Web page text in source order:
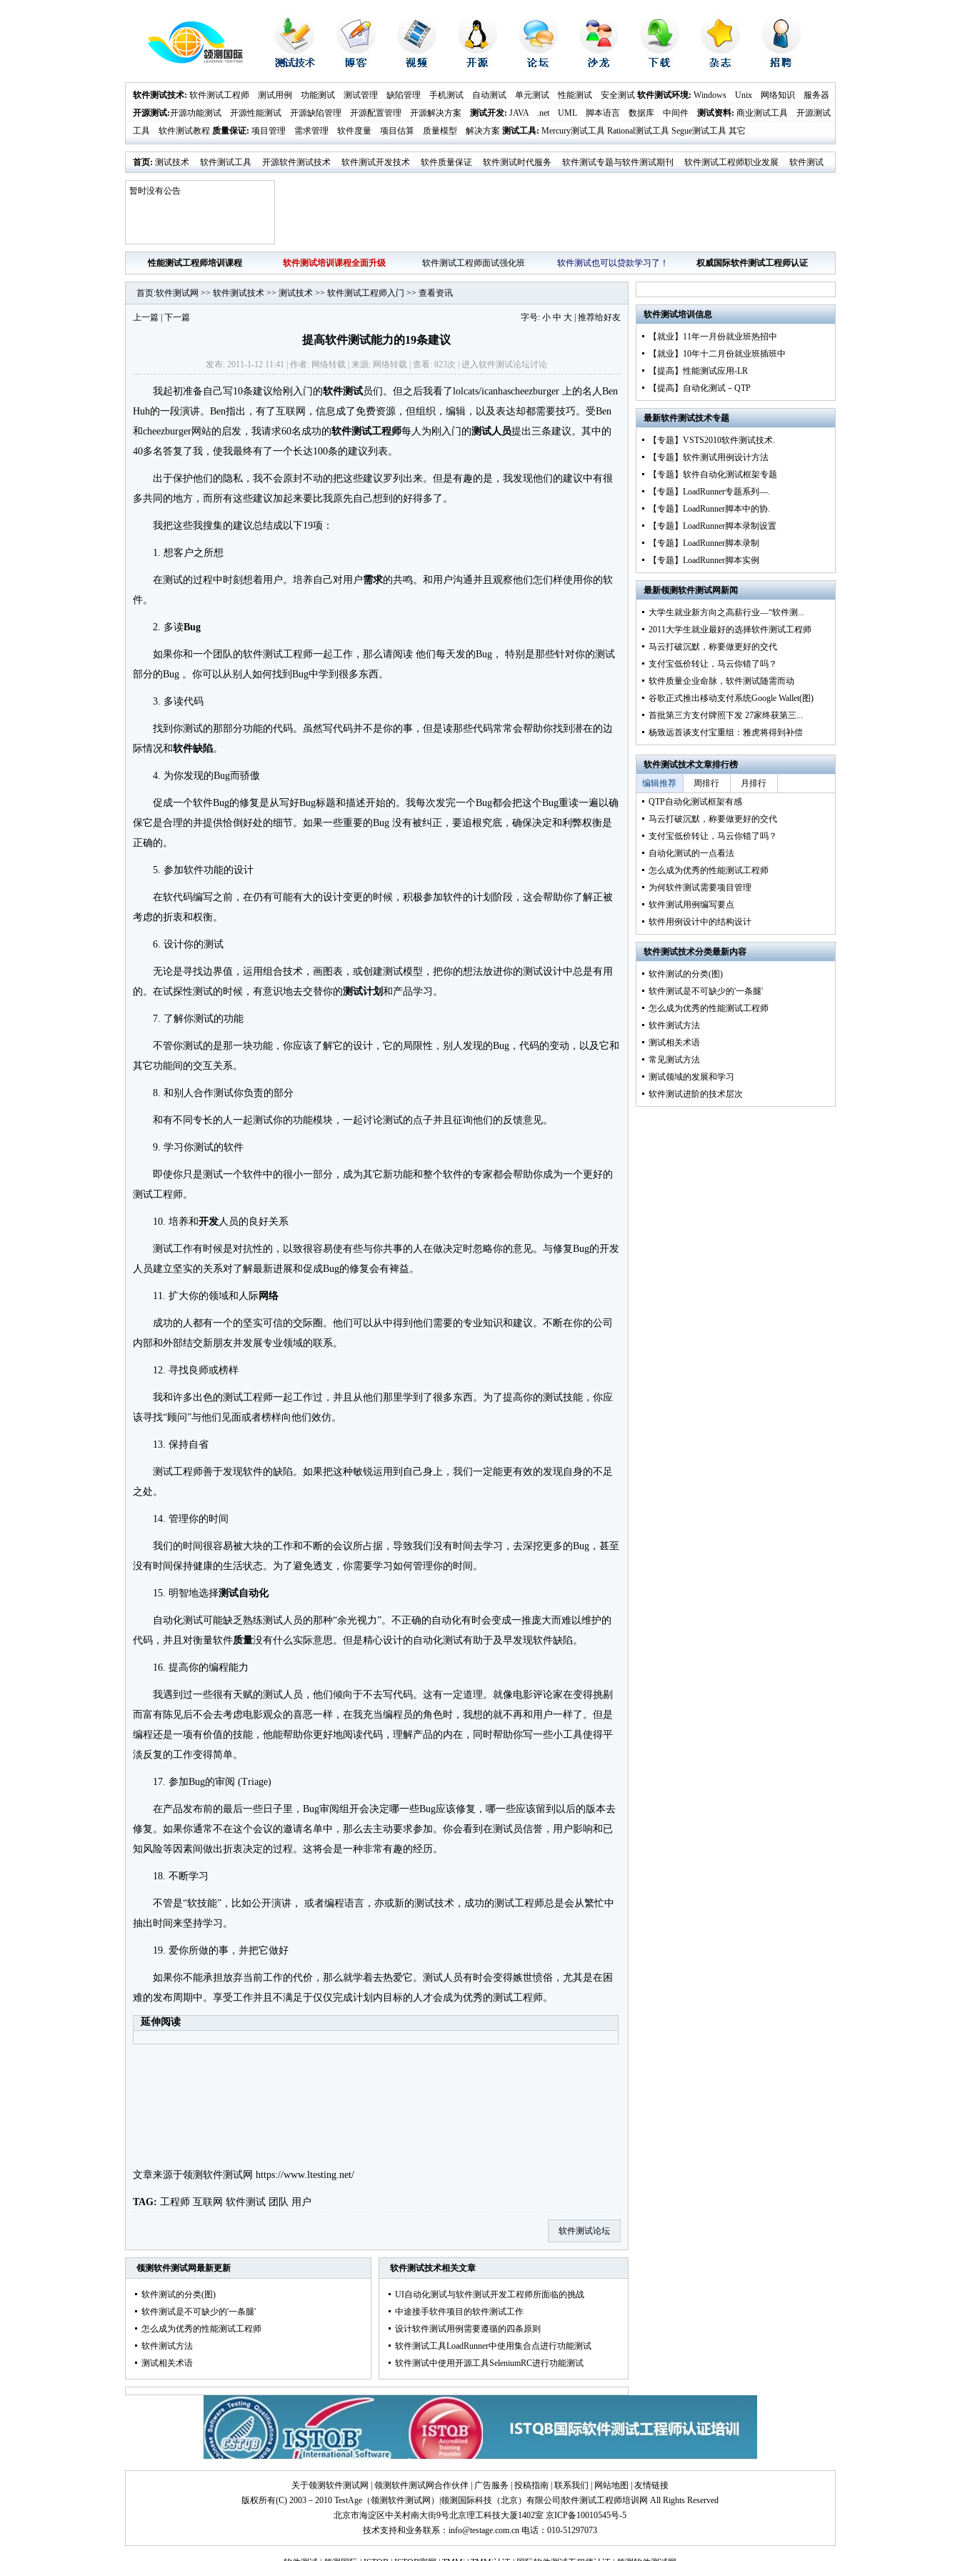
软件测试技术: 软件测试工程师 测试用例 功能测试 测试管理 缺陷管理 手机测试 自动测试 单元测试 性能测试 安全测试 软件测试环境: Windows Unix 网络知识
服务器
开源测试:开源功能测试 开源性能测试 开源缺陷管理 开源配置管理 开源解决方案 测试开发: JAVA .net UML 脚本语言 数据库 中间件 测试资料: 商业测试工具
开源测试
工具
软件测试教程 质量保证: 项目管理 需求管理 软件度量 项目估算 质量模型 解决方案 测试工具: Mercury测试工具 Rational测试工具 Segue测试工具 其它
首页: 测试技术 软件测试工具 开源软件测试技术 软件测试开发技术 软件质量保证 软件测试时代服务 软件测试专题与软件测试期刊 软件测试工程师职业发展
软件测试
业界新闻
软件测试时代活动发布
暂时没有公告
性能测试工程师培训课程 软件测试培训课程全面升级 软件测试工程师面试强化班 软件测试也可以贷款学习了！ 权威国际软件测试工程师认证
首页:软件测试网 >> 软件测试技术>> 测试技术>> 软件测试工程师入门 >> 查看资讯
字号: 小 中 大| 推荐给好友
上一篇| 下一篇
提高软件测试能力的19条建议
发布: 2011-1-12 11:41 | 作者: 网络转载 | 来源: 网络转载 | 查看: 823次 | 进入软件测试论坛讨论
我起初准备自己写10条建议给刚入门的软件测试员们。但之后我看了lolcats/icanhascheezburger 上的名人Ben
Huh的一段演讲。Ben指出，有了互联网，信息成了免费资源，但组织，编辑，以及表达却都需要技巧。受Ben
和cheezburger网站的启发，我请求60名成功的软件测试工程师每人为刚入门的测试人员提出三条建议。其中的
40多名答复了我，使我最终有了一个长达100条的建议列表。
出于保护他们的隐私，我不会原封不动的把这些建议罗列出来。但是有趣的是，我发现他们的建议中有很
多共同的地方，而所有这些建议加起来要比我原先自己想到的好得多了。
我把这些我搜集的建议总结成以下19项：
1. 想客户之所想
在测试的过程中时刻想着用户。培养自己对用户需求的共鸣。和用户沟通并且观察他们怎们样使用你的软
件。
2. 多读Bug
如果你和一个团队的软件测试工程师一起工作，那么请阅读 他们每天发的Bug， 特别是那些针对你的测试
部分的Bug 。你可以从别人如何找到Bug中学到很多东西。
3. 多读代码
找到你测试的那部分功能的代码。虽然写代码并不是你的事，但是读那些代码常常会帮助你找到潜在的边
际情况和软件缺陷。
4. 为你发现的Bug而骄傲
促成一个软件Bug的修复是从写好Bug标题和描述开始的。我每次发完一个Bug都会把这个Bug重读一遍以确
保它是合理的并提供恰倒好处的细节。如果一些重要的Bug 没有被纠正，要追根究底，确保决定和利弊权衡是
正确的。
5. 参加软件功能的设计
在软代码编写之前，在仍有可能有大的设计变更的时候，积极参加软件的计划阶段，这会帮助你了解正被
考虑的折衷和权衡。
6. 设计你的测试
无论是寻找边界值，运用组合技术，画图表，或创建测试模型，把你的想法放进你的测试设计中总是有用
的。在试探性测试的时候，有意识地去交替你的测试计划 和产品学习。
7. 了解你测试的功能
不管你测试的是那一块功能，你应该了解它的设计，它的局限性，别人发现的Bug，代码的变动，以及它和
其它功能间的交互关系。
8. 和别人合作测试你负责的部分
和有不同专长的人一起测试你的功能模块，一起讨论测试的点子并且征询他们的反馈意见。
9. 学习你测试的软件
即使你只是测试一个软件中的很小一部分，成为其它新功能和整个软件的专家都会帮助你成为一个更好的
测试工程师。
10. 培养和开发人员的良好关系
测试工作有时候是对抗性的，以致很容易使有些与你共事的人在做决定时忽略你的意见。与修复Bug的开发
人员建立坚实的关系对了解最新进展和促成Bug的修复会有裨益。
11. 扩大你的领域和人际网络
成功的人都有一个的坚实可信的交际圈。他们可以从中得到他们需要的专业知识和建议。不断在你的公司
内部和外部结交新朋友并发展专业领域的联系。
12. 寻找良师或榜样
我和许多出色的测试工程师一起工作过，并且从他们那里学到了很多东西。为了提高你的测试技能，你应
该寻找“顾问”与他们见面或者榜样向他们效仿。
13. 保持自省
测试工程师善于发现软件的缺陷。如果把这种敏锐运用到自己身上，我们一定能更有效的发现自身的不足
之处。
14. 管理你的时间
我们的时间很容易被大块的工作和不断的会议所占据，导致我们没有时间去学习，去深挖更多的Bug，甚至
没有时间保持健康的生活状态。为了避免透支，你需要学习如何管理你的时间。
15. 明智地选择测试自动化
自动化测试可能缺乏熟练测试人员的那种“余光视力”。不正确的自动化有时会变成一推庞大而难以维护的
代码，并且对衡量软件质量没有什么实际意思。但是精心设计的自动化测试有助于及早发现软件缺陷。
16. 提高你的编程能力
我遇到过一些很有天赋的测试人员，他们倾向于不去写代码。这有一定道理。就像电影评论家在变得挑剔
而富有陈见后不会去考虑电影观众的喜恶一样，在我充当编程员的角色时，我想的就不再和用户一样了。但是
编程还是一项有价值的技能，他能帮助你更好地阅读代码，理解产品的内在，同时帮助你写一些小工具使得平
淡反复的工作变得简单。
17. 参加Bug的审阅 (Triage)
在产品发布前的最后一些日子里，Bug审阅组开会决定哪一些Bug应该修复，哪一些应该留到以后的版本去
修复。如果你通常不在这个会议的邀请名单中，那么去主动要求参加。你会看到在测试员信誉，用户影响和已
知风险等因素间做出折衷决定的过程。这将会是一种非常有趣的经历。
18. 不断学习
不管是“软技能”，比如公开演讲， 或者编程语言，亦或新的测试技术，成功的测试工程师总是会从繁忙中
抽出时间来坚持学习。
19. 爱你所做的事，并把它做好
如果你不能承担放弃当前工作的代价，那么就学着去热爱它。测试人员有时会变得嫉世愤俗，尤其是在困
难的发布周期中。享受工作并且不满足于仅仅完成计划内目标的人才会成为优秀的测试工程师。
延伸阅读
文章来源于领测软件测试网 https://www.ltesting.net/
TAG: 工程师 互联网 软件测试 团队 用户
软件测试论坛
领测软件测试网最新更新
软件测试的分类(图)
软件测试是不可缺少的'一条腿'
怎么成为优秀的性能测试工程师
软件测试方法
测试相关术语
软件测试技术相关文章
UI自动化测试与软件测试开发工程师所面临的挑战
中途接手软件项目的软件测试工作
设计软件测试用例需要遵循的四条原则
软件测试工具LoadRunner中使用集合点进行功能测试
软件测试中使用开源工具SeleniumRC进行功能测试
软件测试培训信息
【就业】11年一月份就业班热招中
【就业】10年十二月份就业班插班中
【提高】性能测试应用-LR
【提高】自动化测试－QTP
最新软件测试技术专题
【专题】VSTS2010软件测试技术.
【专题】软件测试用例设计方法
【专题】软件自动化测试框架专题
【专题】LoadRunner专题系列—.
【专题】LoadRunner脚本中的协.
【专题】LoadRunner脚本录制设置
【专题】LoadRunner脚本录制
【专题】LoadRunner脚本实例
最新领测软件测试网新闻
大学生就业新方向之高薪行业—“软件测...
2011大学生就业最好的选择软件测试工程师
马云打破沉默，称要做更好的交代
支付宝低价转让，马云你错了吗？
软件质量企业命脉，软件测试随需而动
谷歌正式推出移动支付系统Google Wallet(图)
首批第三方支付牌照下发 27家终获第三...
杨致远首谈支付宝重组：雅虎将得到补偿
软件测试技术文章排行榜
编辑推荐
周排行
月排行
QTP自动化测试框架有感
马云打破沉默，称要做更好的交代
支付宝低价转让，马云你错了吗？
自动化测试的一点看法
怎么成为优秀的性能测试工程师
为何软件测试需要项目管理
软件测试用例编写要点
软件用例设计中的结构设计
软件测试技术分类最新内容
软件测试的分类(图)
软件测试是不可缺少的'一条腿'
怎么成为优秀的性能测试工程师
软件测试方法
测试相关术语
常见测试方法
测试领域的发展和学习
软件测试进阶的技术层次
关于领测软件测试网 领测软件测试网合作伙伴 广告服务 投稿指南 联系我们 网站地图
友情链接
版权所有(C) 2003－2010 TestAge（领测软件测试网 ）| 领测国际科技（北京）有限公司 软件测试工程师培训网 All Rights Reserved
北京市海淀区中关村南大街9号北京理工科技大厦1402室 京ICP备10010545号-5
技术支持和业务联系：info@testage.com.cn 电话：010-51297073